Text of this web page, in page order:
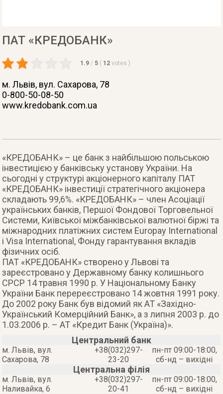
ПАТ «КРЕДОБАНК»
1.9 / 5 ( 12 votes )
м. Львів, вул. Сахарова, 78
0-800-50-08-50
www.kredobank.com.ua
«КРЕДОБАНК» – це банк з найбільшою польською
інвестицією у банківську установу України. На
сьогодні у структурі акціонерного капіталу ПАТ
«КРЕДОБАНК» інвестиції стратегічного акціонера
складають 99,6%. «КРЕДОБАНК» – член Асоціації
українських банків, Першої Фондової Торговельної
Системи, Київської міжбанківської валютної біржі та
міжнародних платіжних систем Europay Іnternatіonal
і Vіsa Іnternatіonal, Фонду гарантування вкладів
фізичних осіб.
ПАТ «КРЕДОБАНК» створено у Львові та
зареєстровано у Державному банку колишнього
СРСР 14 травня 1990 р. У Національному Банку
України Банк перереєстровано 14 жовтня 1991 року.
До 2002 року Банк був відомий як АТ «Західно-
Український Комерційний Банк», а з липня 2003 р. до
1.03.2006 р. – АТ «Кредит Банк (Україна)».
Центральний банк
м. Львів, вул.
Сахарова, 78
+38(032)297-
23-20
пн-пт 09:00-18:00,
сб-нд – вихідні
Центральна філія
м. Львів, вул.
Наливайка, 6
+38(032)297-
20-41
пн-пт 09:00-18:00,
сб-нд – вихідні